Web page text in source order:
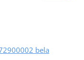
bela